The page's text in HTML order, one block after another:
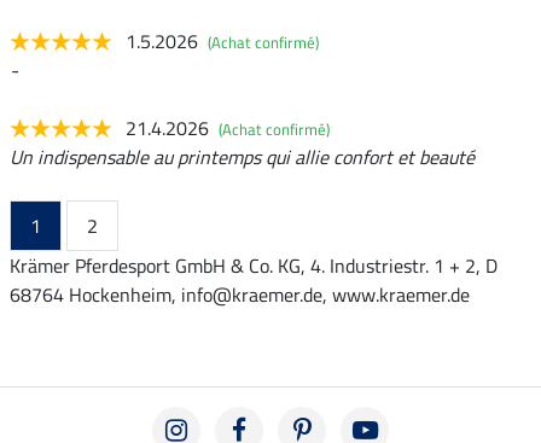
1.5.2026 (Achat confirmé)
-
21.4.2026 (Achat confirmé)
Un indispensable au printemps qui allie confort et beauté
1
2
Krämer Pferdesport GmbH & Co. KG, 4. Industriestr. 1 + 2, D
68764 Hockenheim, info@kraemer.de, www.kraemer.de